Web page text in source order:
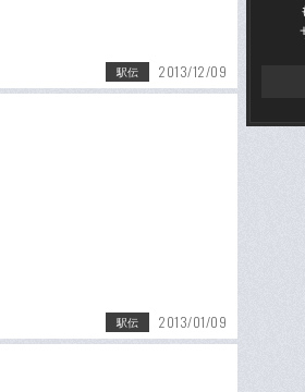
駅伝 2013/12/09
駅伝 2013/01/09